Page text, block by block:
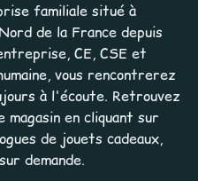
familiale situé à
de la France depuis
CE, CSE et
vous rencontrerez
à l'écoute. Retrouvez
en cliquant sur
de jouets cadeaux,
demande.